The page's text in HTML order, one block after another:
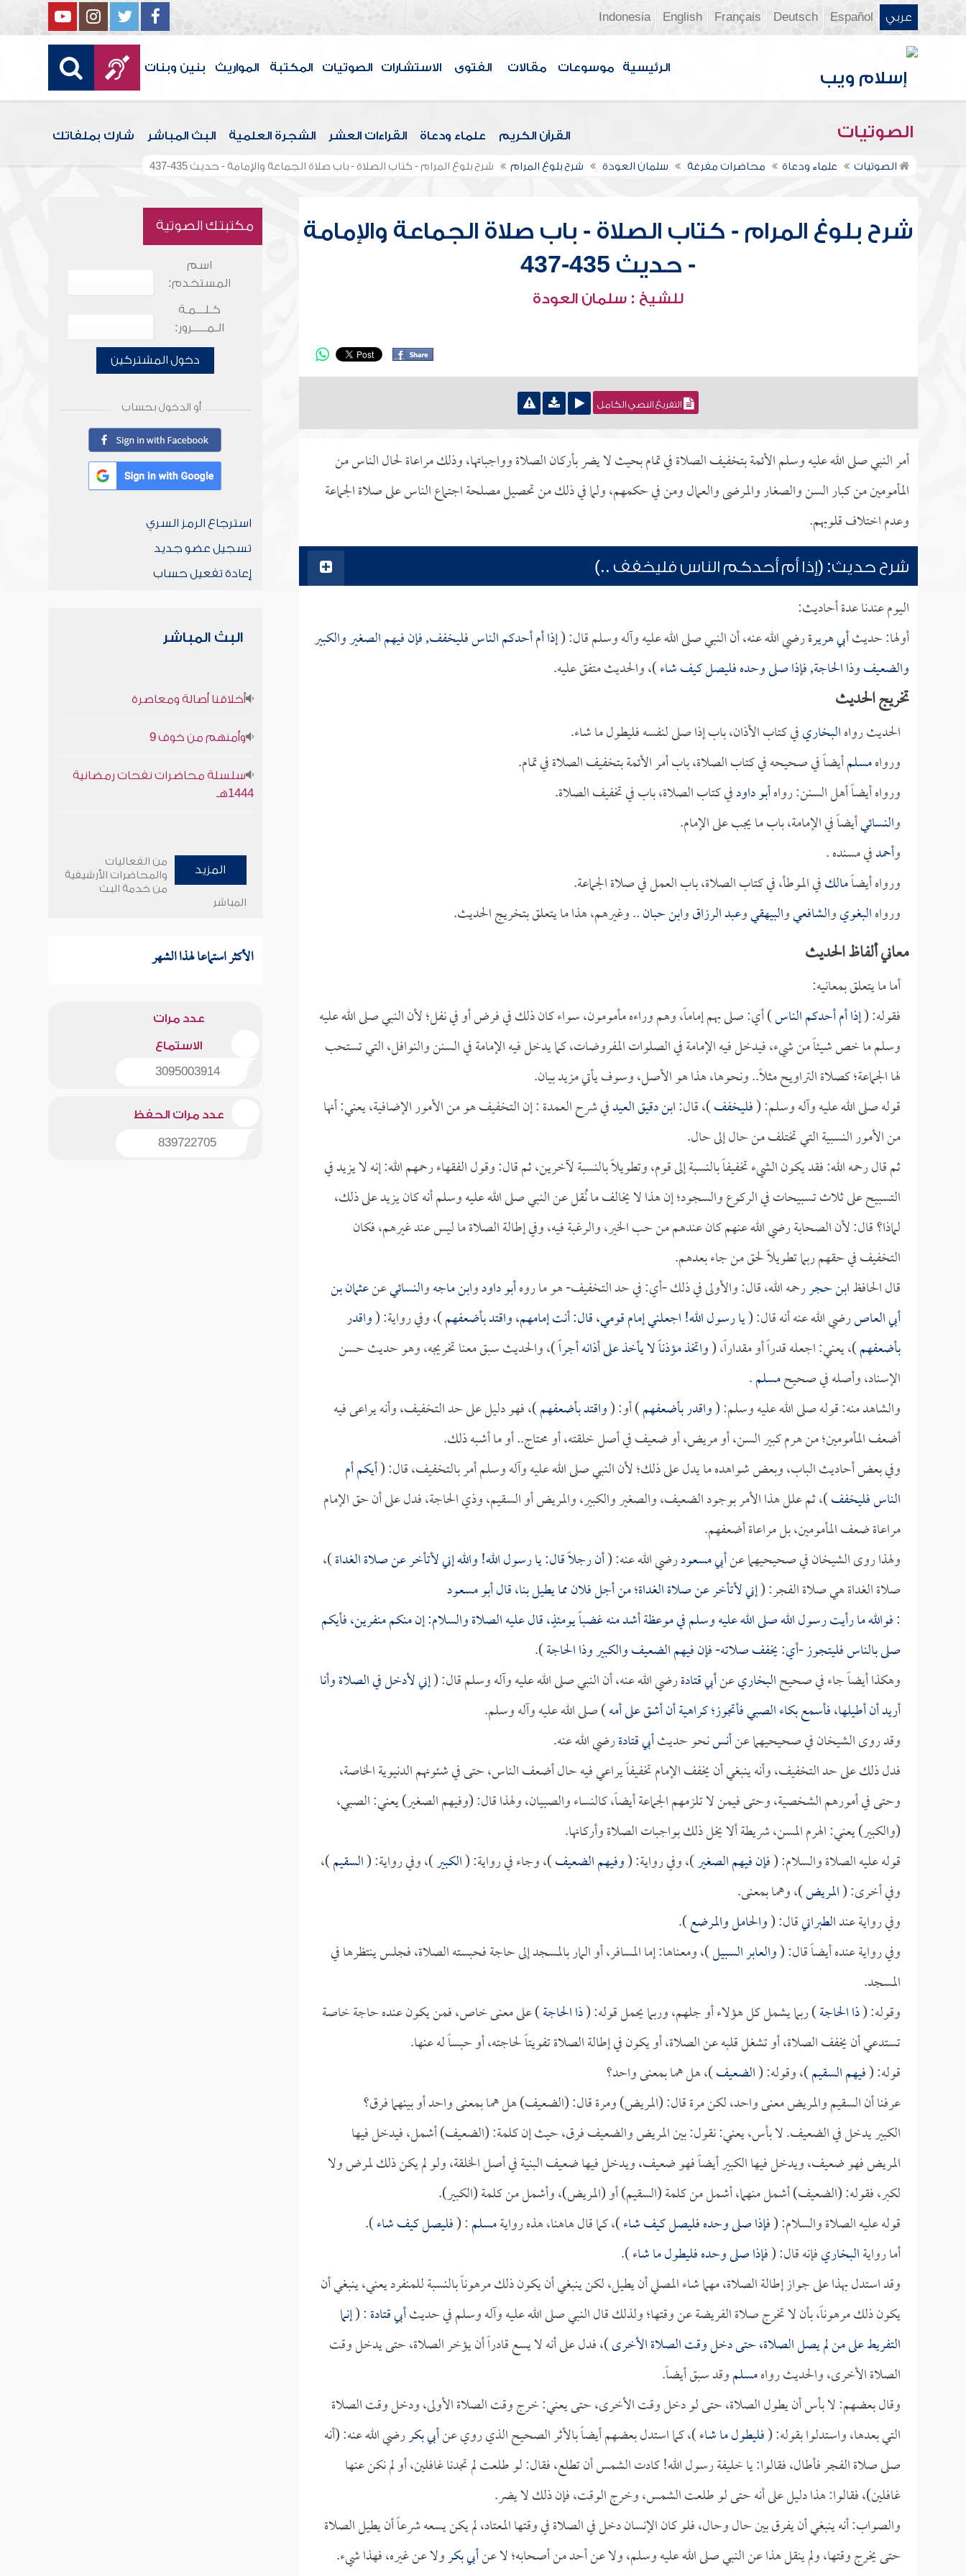
عربي Español
Deutsch
Français
English
Indonesia
الرئيسية موسوعات مقالات الفتوى الاستشارات الصوتيات المكتبة المواريث بنين وبنات
الصوتيات القرآن الكريم علماء ودعاة القراءات العشر الشجرة العلمية البث المباشر شارك بملفاتك
الصوتيات علماء ودعاة محاضرات مفرغة سلمان العودة شرح بلوغ المرام شرح بلوغ المرام - كتاب الصلاة - باب صلاة الجماعة والإمامة - حديث 435-437
شرح بلوغ المرام - كتاب الصلاة - باب صلاة الجماعة والإمامة
- حديث 435-437
للشيخ : سلمان العودة
التفريغ النصي الكامل
أمر النبي صلى الله عليه وسلم الأئمة بتخفيف الصلاة في تمام بحيث لا يضر بأركان الصلاة وواجباتها، وذلك مراعاة لحال الناس من
المأمومين من كبار السن والصغار والمرضى والعمال ومن في حكمهم، ولما في ذلك من تحصيل مصلحة اجتماع الناس على صلاة الجماعة
وعدم اختلاف قلوبهم.
شرح حديث: (إذا أم أحدكم الناس فليخفف ..)
اليوم عندنا عدة أحاديث:
أولها: حديثأبي هريرةرضي الله عنه، أن النبي صلى الله عليه وآله وسلم قال: (إذا أم أحدكم الناس فليخفف, فإن فيهم الصغير والكبير
والضعيف وذا الحاجة, فإذا صلى وحده فليصل كيف شاء)، والحديث متفق عليه.
تخريج الحديث
الحديث رواهالبخاريفي كتاب الأذان، باب إذا صلى لنفسه فليطول ما شاء.
ورواهمسلمأيضاً في صحيحه في كتاب الصلاة، باب أمر الأئمة بتخفيف الصلاة في تمام.
ورواه أيضاً أهل السنن: رواهأبو داودفي كتاب الصلاة، باب في تخفيف الصلاة.
والنسائيأيضاً في الإمامة، باب ما يجب على الإمام.
وأحمدفي مسنده .
ورواه أيضاًمالكفي الموطأ، في كتاب الصلاة، باب العمل في صلاة الجماعة.
ورواهالبغويوالشافعيوالبيهقيوعبد الرزاقوابن حبان.. وغيرهم، هذا ما يتعلق بتخريج الحديث.
معاني ألفاظ الحديث
أما ما يتعلق بمعانيه:
فقوله: (إذا أم أحدكم الناس) أي: صلى بهم إماماً، وهم وراءه مأمومون، سواء كان ذلك في فرض أو في نفل؛ لأن النبي صلى الله عليه
وسلم ما خص شيئاً من شيء، فيدخل فيه الإمامة في الصلوات المفروضات، كما يدخل فيه الإمامة في السنن والنوافل، التي تستحب
لها الجماعة؛ كصلاة التراويح مثلاً.. ونحوها، هذا هو الأصل، وسوف يأتي مزيد بيان.
قوله صلى الله عليه وآله وسلم: (فليخفف)، قال:ابن دقيق العيدفي شرح العمدة : إن التخفيف هو من الأمور الإضافية، يعني: أنها
من الأمور النسبية التي تختلف من حال إلى حال.
ثم قال رحمه الله: فقد يكون الشيء تخفيفاً بالنسبة إلى قوم، وتطويلاً بالنسبة لآخرين، ثم قال: وقول الفقهاء رحمهم الله: إنه لا يزيد في
التسبيح على ثلاث تسبيحات في الركوع والسجود؛ إن هذا لا يخالف ما نُقل عن النبي صلى الله عليه وسلم أنه كان يزيد على ذلك،
لماذا؟ قال: لأن الصحابة رضي الله عنهم كان عندهم من حب الخير، والرغبة فيه، وفي إطالة الصلاة ما ليس عند غيرهم، فكان
التخفيف في حقهم ربما تطويلاً لحق من جاء بعدهم.
قال الحافظابن حجررحمه الله، قال: والأولى في ذلك -أي: في حد التخفيف- هو ما روهأبو داودوابن ماجهوالنسائيعنعثمان بن
أبي العاصرضي الله عنه أنه قال: (يا رسول الله! اجعلني إمام قومي، قال: أنت إمامهم، واقتد بأضعفهم)، وفي رواية: (واقدر
بأضعفهم)، يعني: اجعله قدراً أو مقداراً، (واتخذ مؤذناً لا يأخذ على أذانه أجراً)، والحديث سبق معنا تخريجه، وهو حديث حسن
الإسناد، وأصله في صحيحمسلم.
والشاهد منه: قوله صلى الله عليه وسلم: (واقدر بأضعفهم) أو: (واقتد بأضعفهم)، فهو دليل على حد التخفيف، وأنه يراعى فيه
أضعف المأمومين؛ من هرم كبير السن، أو مريض، أو ضعيف في أصل خلقته، أو محتاج.. أو ما أشبه ذلك.
وفي بعض أحاديث الباب، وبعض شواهده ما يدل على ذلك؛ لأن النبي صلى الله عليه وآله وسلم أمر بالتخفيف، قال: (أيكم أم
الناس فليخفف)، ثم علل هذا الأمر بوجود الضعيف، والصغير والكبير، والمريض أو السقيم، وذي الحاجة، فدل على أن حق الإمام
مراعاة ضعف المأمومين، بل مراعاة أضعفهم.
ولهذا روى الشيخان في صحيحيهما عنأبي مسعودرضي الله عنه: (أن رجلاً قال: يا رسول الله! والله إني لأتأخر عن صلاة الغداة)،
صلاة الغداة هي صلاة الفجر: (إني لأتأخر عن صلاة الغداة؛ من أجل فلان مما يطيل بنا، قالأبو مسعود
: فوالله ما رأيت رسول الله صلى الله عليه وسلم في موعظة أشد منه غضباً يومئذٍ، قال عليه الصلاة والسلام: إن منكم منفرين، فأيكم
صلى بالناس فليتجوز -أي: يخفف صلاته- فإن فيهم الضعيف والكبير وذا الحاجة).
وهكذا أيضاً جاء في صحيحالبخاريعنأبي قتادةرضي الله عنه، أن النبي صلى الله عليه وآله وسلم قال: (إني لأدخل في الصلاة وأنا
أريد أن أطيلها، فأسمع بكاء الصبي فأتجوز؛ كراهية أن أشق على أمه) صلى الله عليه وآله وسلم.
وقد روى الشيخان في صحيحيهما عنأنسنحو حديثأبي قتادةرضي الله عنه.
فدل ذلك على حد التخفيف، وأنه ينبغي أن يخفف الإمام تخفيفاً يراعي فيه حال أضعف الناس، حتى في شئونهم الدنيوية الخاصة،
وحتى في أمورهم الشخصية، وحتى فيمن لا تلزمهم الجماعة أيضاً، كالنساء والصبيان، ولهذا قال: (وفيهم الصغير) يعني: الصبي،
(والكبير) يعني: الهرم المسن، شريطة ألا يخل ذلك بواجبات الصلاة وأركانها.
قوله عليه الصلاة والسلام: (فإن فيهم الصغير)، وفي رواية: (وفيهم الضعيف)، وجاء في رواية: (الكبير)، وفي رواية: (السقيم)،
وفي أخرى: (المريض)، وهما بمعنى.
وفي رواية عندالطبرانيقال: (والحامل والمرضع).
وفي رواية عنده أيضاً قال: (والعابر السبيل)، ومعناها: إما المسافر، أو المار بالمسجد إلى حاجة فحبسته الصلاة، فجلس ينتظرها في
المسجد.
وقوله: (ذا الحاجة) ربما يشمل كل هؤلاء أو جلهم، وربما يحمل قوله: (ذا الحاجة) على معنى خاص، فمن يكون عنده حاجة خاصة
تستدعي أن يخفف الصلاة، أو تشغل قلبه عن الصلاة، أو يكون في إطالة الصلاة تفويتاً لحاجته، أو حبساً له عنها.
قوله: (فيهم السقيم)، وقوله: (الضعيف)، هل هما بمعنى واحد؟
عرفنا أن السقيم والمريض معنى واحد، لكن مرة قال: (المريض) ومرة قال: (الضعيف) هل هما بمعنى واحد أو بينهما فرق؟
الكبير يدخل في الضعيف. لا بأس، يعني: نقول: بين المريض والضعيف فرق، حيث إن كلمة: (الضعيف) أشمل، فيدخل فيها
المريض فهو ضعيف، ويدخل فيها الكبير أيضاً فهو ضعيف، ويدخل فيها ضعيف البنية في أصل الخلقة، ولو لم يكن ذلك لمرض ولا
لكبر، فقوله: (الضعيف) أشمل منهما، أشمل من كلمة (السقيم) أو (المريض)، وأشمل من كلمة (الكبير).
قوله عليه الصلاة والسلام: (فإذا صلى وحده فليصل كيف شاء)، كما قال هاهنا، هذه روايةمسلم: (فليصل كيف شاء).
أما روايةالبخاريفإنه قال: (فإذا صلى وحده فليطول ما شاء).
وقد استدل بهذا على جواز إطالة الصلاة، مهما شاء المصلي أن يطيل، لكن ينبغي أن يكون ذلك مرهوناً بالنسبة للمنفرد يعني، ينبغي أن
يكون ذلك مرهوناً، بأن لا تخرج صلاة الفريضة عن وقتها؛ ولذلك قال النبي صلى الله عليه وآله وسلم في حديثأبي قتادة: (إنما
التفريط على من لم يصل الصلاة، حتى دخل وقت الصلاة الأخرى)، فدل على أنه لا يسع قادراً أن يؤخر الصلاة، حتى يدخل وقت
الصلاة الأخرى، والحديث رواهمسلموقد سبق أيضاً.
وقال بعضهم: لا بأس أن يطول الصلاة، حتى لو دخل وقت الأخرى، حتى يعني: خرج وقت الصلاة الأولى، ودخل وقت الصلاة
التي بعدها، واستدلوا بقوله: (فليطول ما شاء)، كما استدل بعضهم أيضاً بالأثر الصحيح الذي روي عنأبي بكررضي الله عنه: (أنه
صلى صلاة الفجر فأطال، فقالوا: يا خليفة رسول الله! كادت الشمس أن تطلع، فقال: لو طلعت لم تجدنا غافلين، أو لم نكن عنها
غافلين)، فقالوا: هذا دليل على أنه حتى لو طلعت الشمس، وخرج الوقت، فإن ذلك لا يضر.
والصواب: أنه ينبغي أن يفرق بين حال وحال، فلو كان الإنسان دخل في الصلاة في وقتها المعتاد، لم يكن يسعه شرعاً أن يطيل الصلاة
حتى يخرج وقتها، ولم ينقل هذا عن النبي صلى الله عليه وسلم، ولا عن أحد من أصحابه؛ لا عنأبي بكرولا عن غيره، فهذا شيء.
مكتبتك الصوتية
اسم
المستخدم:
كـلـــمـة
الـمـــــرور:
دخول المشتركين
أو الدخول بحساب
استرجاع الرمز السري
تسجيل عضو جديد
إعادة تفعيل حساب
البث المباشر
أخلاقنا أصالة ومعاصرة
وأمنهم من خوف 9
سلسلة محاضرات نفحات رمضانية
1444هـ
المزيد
من الفعاليات
والمحاضرات الأرشيفية
من خدمة البث
المباشر
الأكثر استماعا لهذا الشهر
عدد مرات
الاستماع
3095003914
عدد مرات الحفظ
839722705